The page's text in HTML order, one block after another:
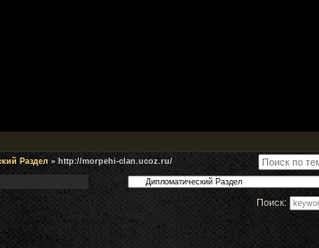
Раздел » http://morpehi-clan.ucoz.ru/
Поиск: